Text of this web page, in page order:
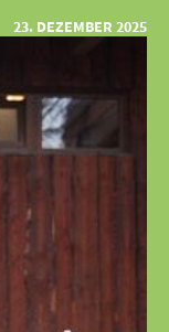
23. DEZEMBER 2025